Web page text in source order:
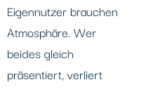
Eigennutzer brauchen
Atmosphäre. Wer
beides gleich
präsentiert, verliert